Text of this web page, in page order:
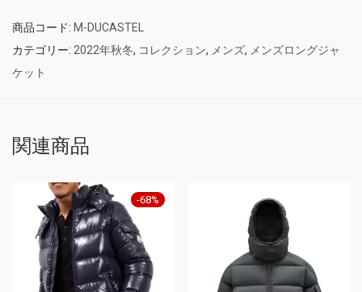
商品コード: M-DUCASTEL
カテゴリー: 2022年秋冬, コレクション, メンズ, メンズロングジャ
ケット
関連商品
-68%